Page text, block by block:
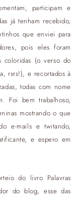
participam e
já tenham recebido,
que enviei para
pois eles foram
coloridas (o verso do
rsrs!), e recortados à
todas com nome
Foi bem trabalhoso,
mostrando o que
e-mails e twitando,
e espero em
do livro Palavras
do blog, esse das